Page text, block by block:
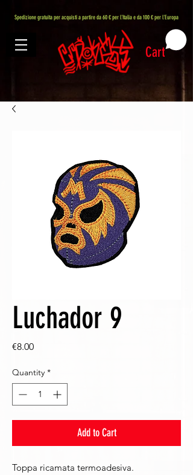
Spedizione gratuita per acquisti a partire da 60 € per l'Italia e da 100 € per l'Europa
Cart
Luchador 9
€8.00Price
Quantity *
Add to Cart
Toppa ricamata termoadesiva.